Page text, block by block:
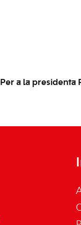
a la presidenta